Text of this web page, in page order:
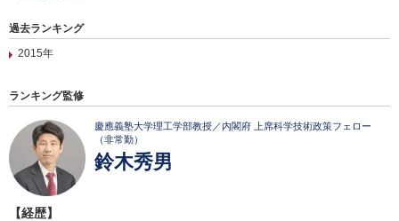
過去ランキング
2015年
ランキング監修
慶應義塾大学理工学部教授／内閣府 上席科学技術政策フェロー
（非常勤）
鈴木秀男
【経歴】